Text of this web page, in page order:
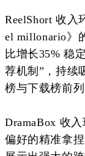
ReelShort 收入
el millonario》
比增长35% 稳
荐机制”，持续
榜与下载榜前列
DramaBox 收
偏好的精准拿